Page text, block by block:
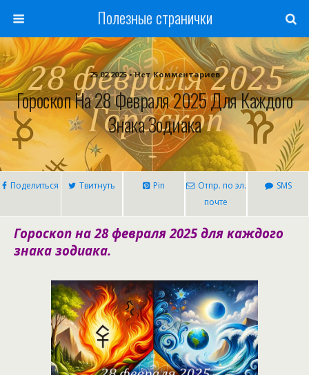
Полезные странички
25.02.2025 • Нет Комментариев
Гороскоп На 28 Февраля 2025 Для Каждого
Знака Зодиака
Поделиться Твитнуть Pin
Отпр. по эл.
почте
SMS
Гороскоп на 28 февраля 2025 для каждого
знака зодиака.